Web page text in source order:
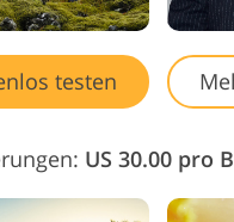
testen
US 30.00 pro